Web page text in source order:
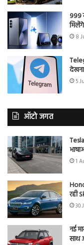
999
8
देखना
5
ऑटो जगत
1
रही
30
नई
साथ